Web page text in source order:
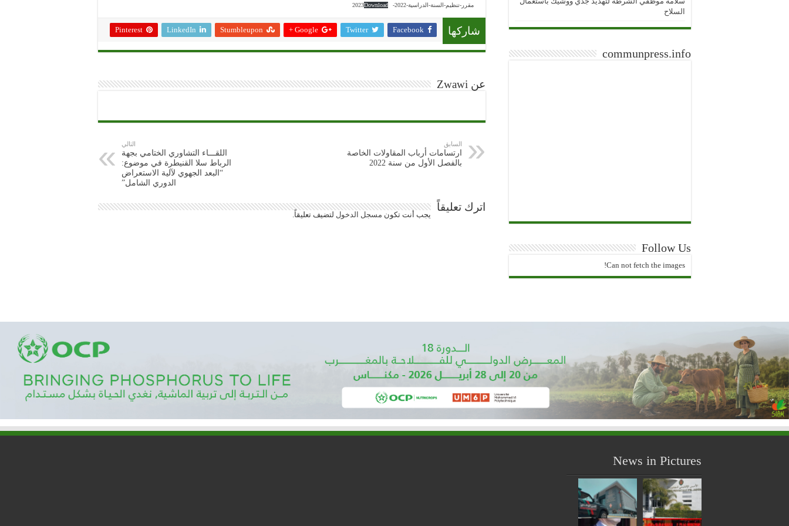
مقرر-تنظيم-السنة-الدراسية-2022-2023 Download
شاركها Facebook
Twitter
Google +
Stumbleupon
LinkedIn
Pinterest
عن Zwawi
السابق
ارتسامات أرباب المقاولات الخاصة
بالفصل الأول من سنة 2022
التالي
اللقـــاء التشاوري الختامي بجهة
الرباط سلا القنيطرة في موضوع:
“البعد الجهوي لآلية الاستعراض
الدوري الشامل”
اترك تعليقاً
يجب أنت تكون مسجل الدخول لتضيف تعليقاً.
السلاح
communpress.info
Follow Us
Can not fetch the images!
News in Pictures